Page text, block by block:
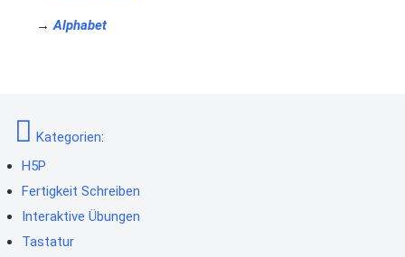
→Alphabet
Kategorien:
H5P
Fertigkeit Schreiben
Interaktive Übungen
Tastatur